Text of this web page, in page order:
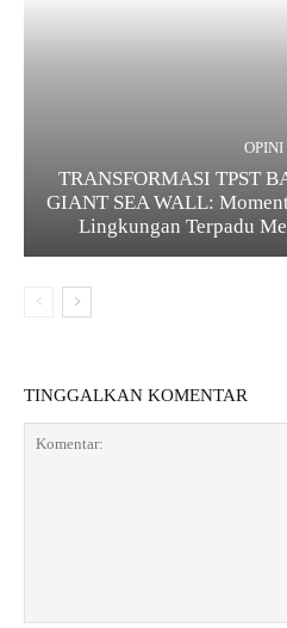
OPINI
TRANSFORMASI TPST
GIANT SEA WALL:
Lingkungan Terpadu
TINGGALKAN KOMENTAR